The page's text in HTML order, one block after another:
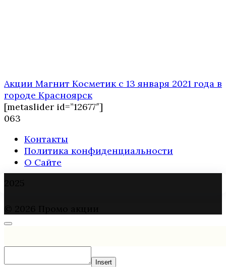
Акции Магнит Косметик с 13 января 2021 года в
городе Красноярск
[metaslider id=”12677″]
063
Контакты
Политика конфиденциальности
О Сайте
Insert